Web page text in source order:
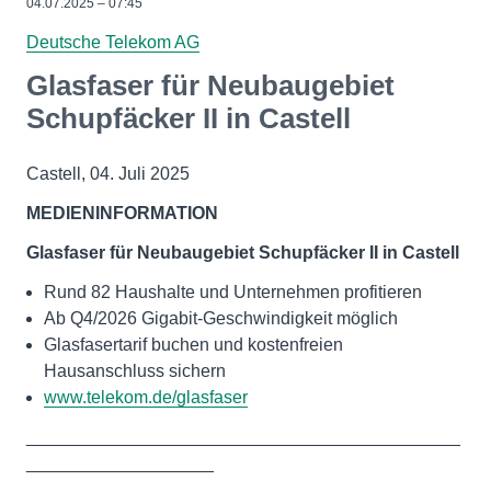
04.07.2025 – 07:45
Deutsche Telekom AG
Glasfaser für Neubaugebiet
Schupfäcker II in Castell
Castell, 04. Juli 2025
MEDIENINFORMATION
Glasfaser für Neubaugebiet Schupfäcker II in Castell
Rund 82 Haushalte und Unternehmen profitieren
Ab Q4/2026 Gigabit-Geschwindigkeit möglich
Glasfasertarif buchen und kostenfreien
Hausanschluss sichern
www.telekom.de/glasfaser